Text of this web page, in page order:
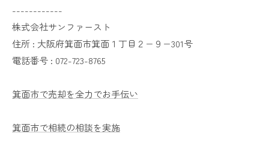
------------
株式会社サンファースト
住所 : 大阪府箕面市箕面１丁目２−９−301号
電話番号 : 072-723-8765
箕面市で売却を全力でお手伝い
箕面市で相続の相談を実施